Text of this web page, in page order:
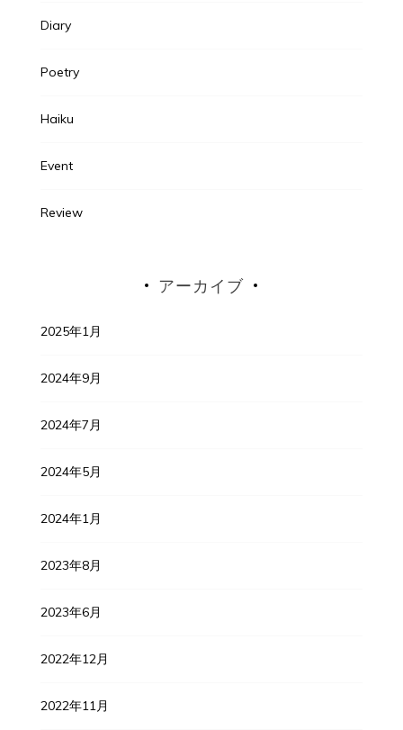
Diary
Poetry
Haiku
Event
Review
アーカイブ
2025年1月
2024年9月
2024年7月
2024年5月
2024年1月
2023年8月
2023年6月
2022年12月
2022年11月